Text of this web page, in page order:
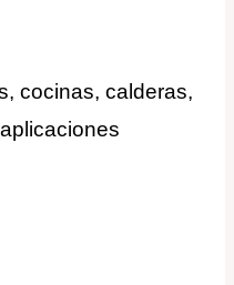
cocinas, calderas,